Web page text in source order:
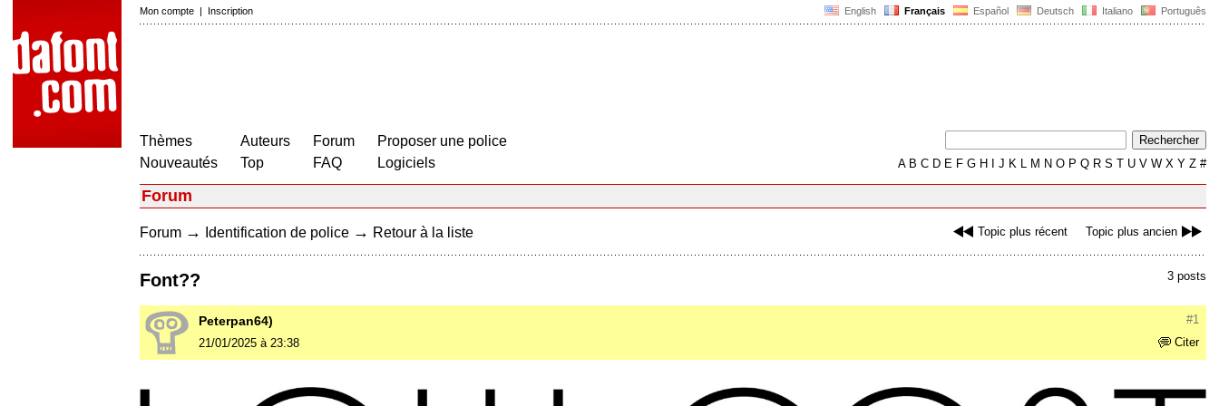
English Français Español Deutsch Italiano Português
Mon compte | Inscription
Thèmes
Nouveautés
Auteurs
Top
Forum
FAQ
Proposer une police
Logiciels
AB C D E F G H J K L M N O P Q R S T U V W X Y Z #
Forum
Topic plus récent Topic plus ancien
Forum → Identification de police → Retour à la liste
3 posts
Font??
#1
Peterpan64)
Citer
21/01/2025 à 23:38